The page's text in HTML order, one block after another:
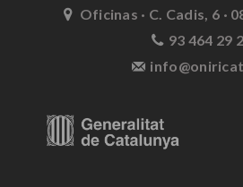
Oficinas · C. Cadis, 6 ·
93 464 29